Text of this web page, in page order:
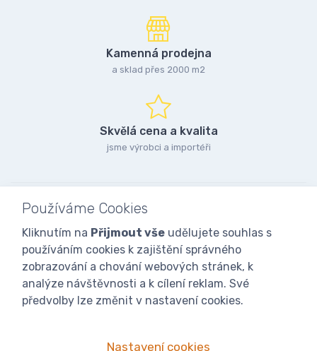
Kamenná prodejna
a sklad přes 2000 m2
Skvělá cena a kvalita
jsme výrobci a importéři
Používáme Cookies
Kliknutím na Přijmout vše udělujete souhlas s
používáním cookies k zajištění správného
zobrazování a chování webových stránek, k
analýze návštěvnosti a k cílení reklam. Své
předvolby lze změnit v nastavení cookies.
Nastavení cookies